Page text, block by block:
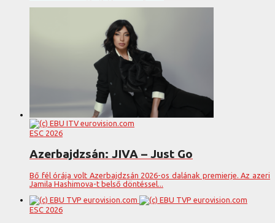
ESC 2026
Azerbajdzsán: JIVA – Just Go
Bő fél órája volt Azerbajdzsán 2026-os dalának premierje. Az azeri
Jamila Hashimova-t belső döntéssel...
ESC 2026